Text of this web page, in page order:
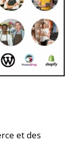
et des